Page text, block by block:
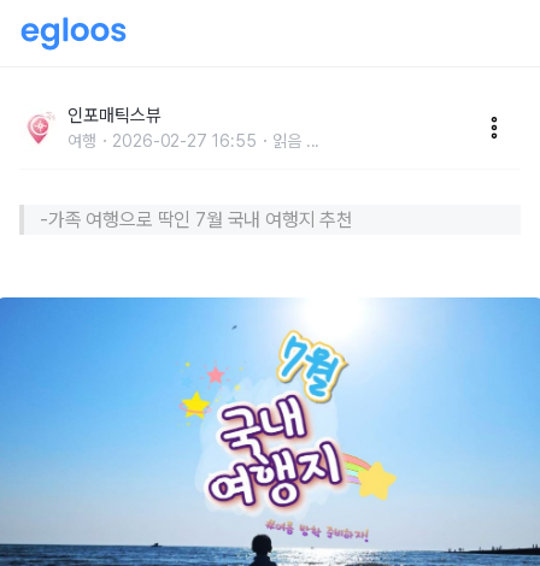
LIST 6인포매틱스뷰
여행 2026-02-27 16:55 읽음 ...
-가족 여행으로 딱인 7월 국내 여행지 추천